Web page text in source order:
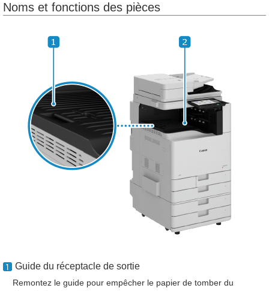
Noms et fonctions des pièces
Guide du réceptacle de sortie
Remontez le guide pour empêcher le papier de tomber du